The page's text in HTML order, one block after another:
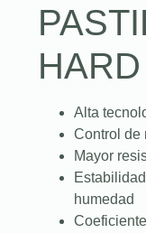
Alta
Control de
Mayor
humedad